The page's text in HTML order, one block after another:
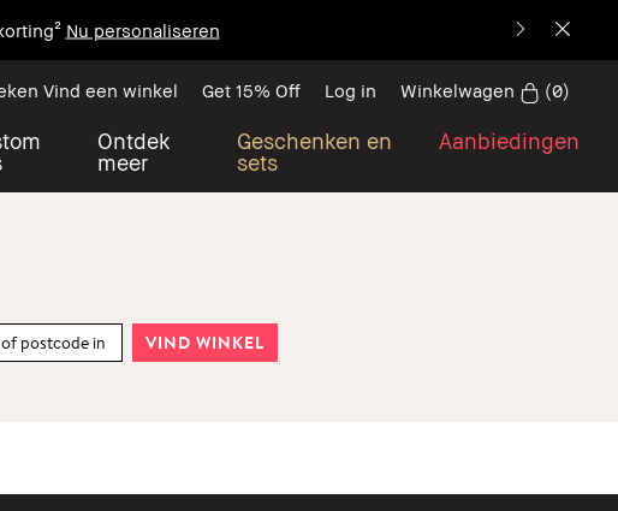
Nu personaliseren
Ontdek
meer
Geschenken en
sets
Aanbiedingen
Vind een winkel Get 15% Off Log in Winkelwagen (0)
VIND WINKEL